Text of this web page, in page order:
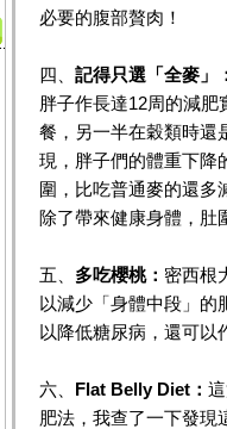
必要的腹部贅肉！
四、 記得只選「全麥」
胖子作長達12周的減
餐，另一半在穀類時還
現，胖子們的體重下降
圍，比吃普通麥的還多
除了帶來健康身體，肚
五、 多吃櫻桃： 密西根
以減少「身體中段」的
以降低糖尿病，還可以
六、 Flat Belly Diet：
肥法，我查了一下發現